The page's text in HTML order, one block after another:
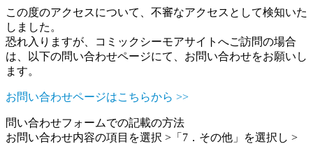
この度のアクセスについて、不審なアクセスとして検知いた
しました。
恐れ入りますが、コミックシーモアサイトへご訪問の場合
は、以下の問い合わせページにて、お問い合わせをお願いし
ます。
お問い合わせページはこちらから >>
問い合わせフォームでの記載の方法
お問い合わせ内容の項目を選択 >「7．その他」を選択し >